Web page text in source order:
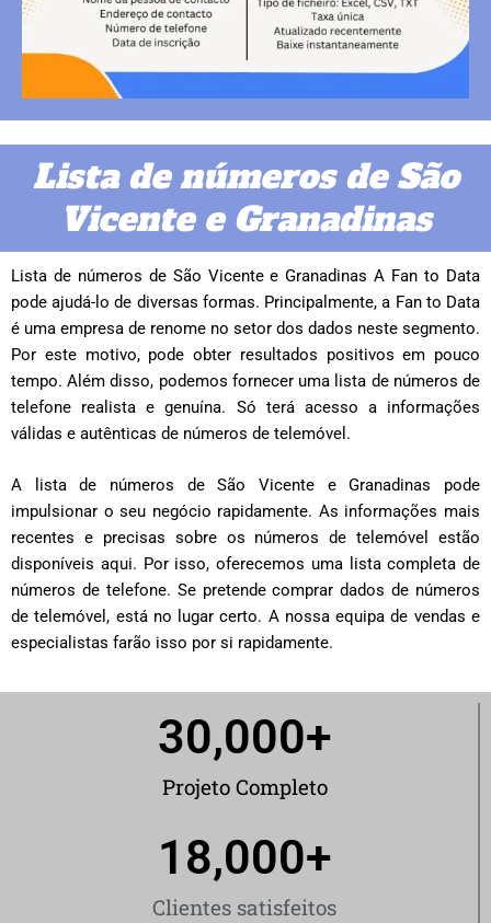
Lista de números de São
Vicente e Granadinas
Lista de números de São Vicente e Granadinas A Fan to Data
pode ajudá-lo de diversas formas. Principalmente, a Fan to Data
é uma empresa de renome no setor dos dados neste segmento.
Por este motivo, pode obter resultados positivos em pouco
tempo. Além disso, podemos fornecer uma lista de números de
telefone realista e genuína. Só terá acesso a informações
válidas e autênticas de números de telemóvel.
A lista de números de São Vicente e Granadinas pode
impulsionar o seu negócio rapidamente. As informações mais
recentes e precisas sobre os números de telemóvel estão
disponíveis aqui. Por isso, oferecemos uma lista completa de
números de telefone. Se pretende comprar dados de números
de telemóvel, está no lugar certo. A nossa equipa de vendas e
especialistas farão isso por si rapidamente.
Projeto Completo
30,000+
Clientes satisfeitos
18,000+